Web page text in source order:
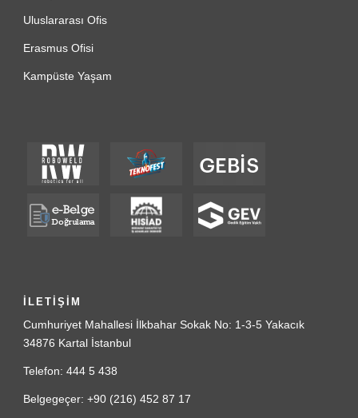
Uluslararası Ofis
Erasmus Ofisi
Kampüste Yaşam
İLETİŞİM
Cumhuriyet Mahallesi İlkbahar Sokak No: 1-3-5 Yakacık
34876 Kartal İstanbul
Telefon: 444 5 438
Belgegeçer: +90 (216) 452 87 17